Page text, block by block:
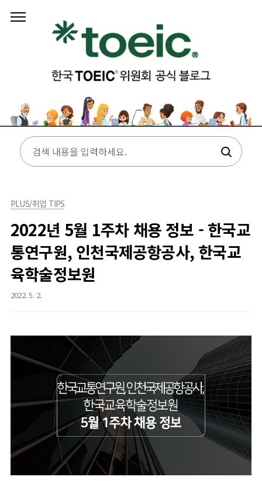
PLUS/취업 TIPS
2022년 5월 1주차 채용 정보 - 한국교
통연구원, 인천국제공항공사, 한국교
육학술정보원
2022. 5. 2.